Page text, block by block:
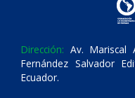
Dirección: Av. Mariscal
Fernández Salvador
Ecuador.